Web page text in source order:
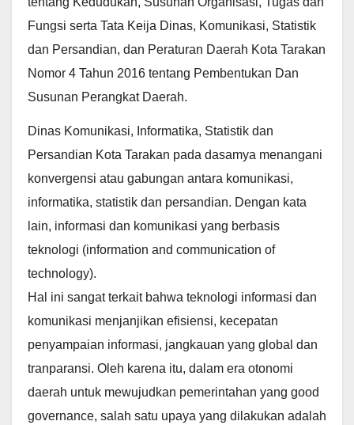
Fungsi serta Tata Keija Dinas, Komunikasi, Statistik
dan Persandian, dan Peraturan Daerah Kota Tarakan
Nomor 4 Tahun 2016 tentang Pembentukan Dan
Susunan Perangkat Daerah.
Dinas Komunikasi, Informatika, Statistik dan
Persandian Kota Tarakan pada dasamya menangani
konvergensi atau gabungan antara komunikasi,
informatika, statistik dan persandian. Dengan kata
lain, informasi dan komunikasi yang berbasis
teknologi (information and communication of
technology).
Hal ini sangat terkait bahwa teknologi informasi dan
komunikasi menjanjikan efisiensi, kecepatan
penyampaian informasi, jangkauan yang global dan
tranparansi. Oleh karena itu, dalam era otonomi
daerah untuk mewujudkan pemerintahan yang good
governance, salah satu upaya yang dilakukan adalah